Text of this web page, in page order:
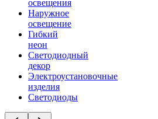
освещения
Наружное
освещение
Гибкий
неон
Светодиодный
декор
Электроустановочные
изделия
Светодиоды